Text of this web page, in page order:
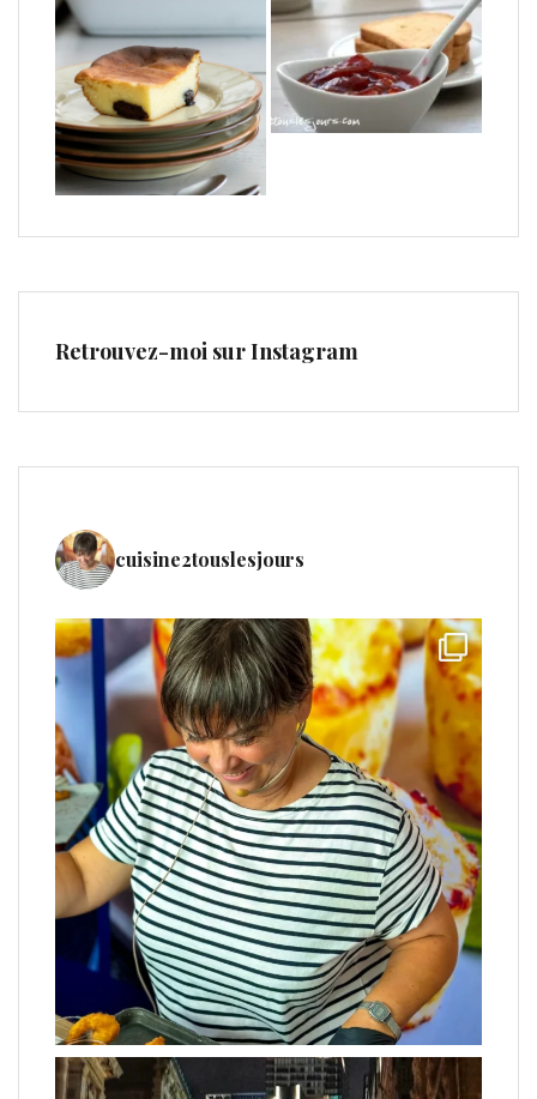
Retrouvez-moi sur Instagram
cuisine2touslesjours